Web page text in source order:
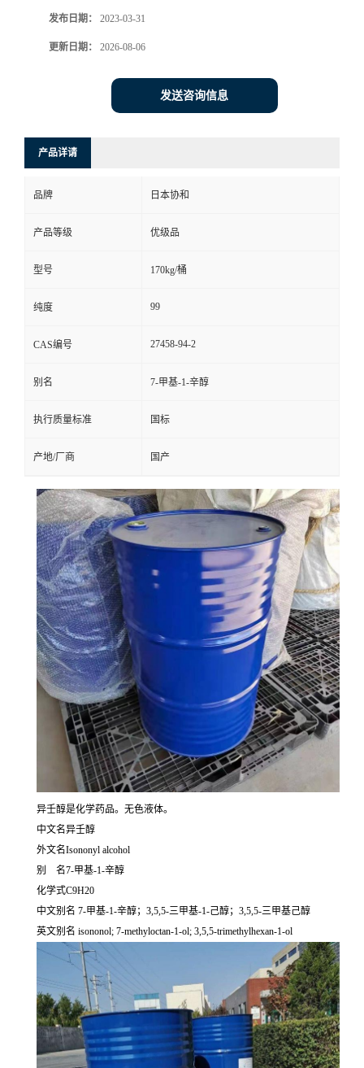
发布日期： 2023-03-31
更新日期： 2026-08-06
发送咨询信息
产品详请
品牌 日本协和
产品等级 优级品
型号 170kg/桶
纯度 99
CAS编号 27458-94-2
别名 7-甲基-1-辛醇
执行质量标准 国标
产地/厂商 国产
异壬醇是化学药品。无色液体。
中文名异壬醇
外文名Isononyl alcohol
别 名7-甲基-1-辛醇
化学式C9H20
中文别名 7-甲基-1-辛醇；3,5,5-三甲基-1-己醇；3,5,5-三甲基己醇
英文别名 isononol; 7-methyloctan-1-ol; 3,5,5-trimethylhexan-1-ol